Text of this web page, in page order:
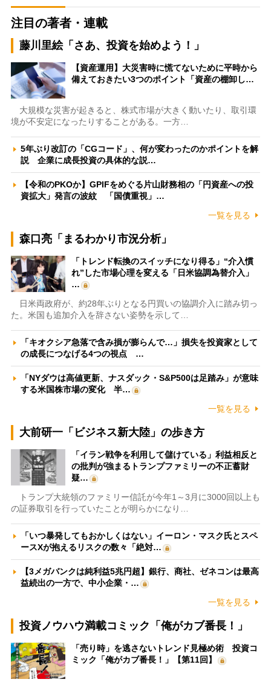
注目の著者・連載
藤川里絵「さあ、投資を始めよう！」
【資産運用】大災害時に慌てないために平時から
備えておきたい3つのポイント「資産の棚卸し…
大規模な災害が起きると、株式市場が大きく動いたり、取引環
境が不安定になったりすることがある。一方…
5年ぶり改訂の「CGコード」、何が変わったのかポイントを解
説 企業に成長投資の具体的な説…
【令和のPKOか】GPIFをめぐる片山財務相の「円資産への投
資拡大」発言の波紋 「国債重視」…
一覧を見る
森口亮「まるわかり市況分析」
「トレンド転換のスイッチになり得る」“介入慣
れ”した市場心理を変える「日米協調為替介入」
…
日米両政府が、約28年ぶりとなる円買いの協調介入に踏み切っ
た。米国も追加介入を辞さない姿勢を示して…
「キオクシア急落で含み損が膨らんで…」損失を投資家として
の成長につなげる4つの視点 …
「NYダウは高値更新、ナスダック・S&P500は足踏み」が意味
する米国株市場の変化 半…
一覧を見る
大前研一「ビジネス新大陸」の歩き方
「イラン戦争を利用して儲けている」利益相反と
の批判が強まるトランプファミリーの不正蓄財
疑…
トランプ大統領のファミリー信託が今年1～3月に3000回以上も
の証券取引を行っていたことが明らかになり…
「いつ暴発してもおかしくはない」イーロン・マスク氏とスペ
ースXが抱えるリスクの数々「絶対…
【3メガバンクは純利益5兆円超】銀行、商社、ゼネコンは最高
益続出の一方で、中小企業・…
一覧を見る
投資ノウハウ満載コミック「俺がカブ番長！」
「売り時」を逃さないトレンド見極め術 投資コ
ミック「俺がカブ番長！」【第11回】